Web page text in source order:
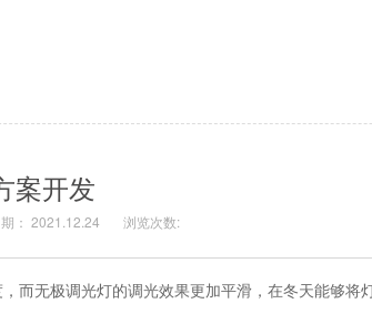
案开发
： 2021.12.24 浏览次数:
而无极调光灯的调光效果更加平滑，在冬天能够将